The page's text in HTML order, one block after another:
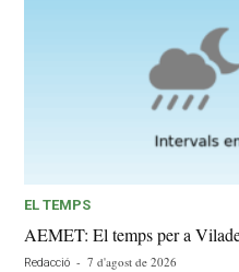
EL TEMPS
AEMET: El temps per a
Redacció - 7 d'agost de 2026